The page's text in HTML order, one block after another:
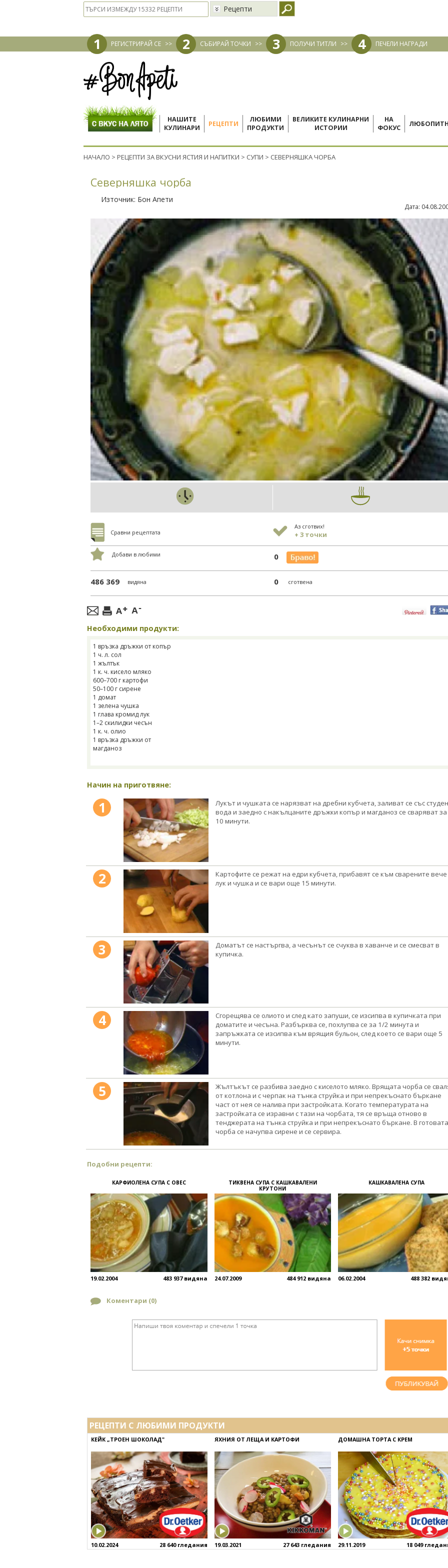
Рецепти
1 РЕГИСТРИРАЙ СЕ >> 2 СЪБИРАЙ ТОЧКИ >> 3 ПОЛУЧИ ТИТЛИ >> 4 ПЕЧЕЛИ НАГРАДИ
НАШИТЕ
КУЛИНАРИ
РЕЦЕПТИ
ЛЮБИМИ
ПРОДУКТИ
ВЕЛИКИТЕ КУЛИНАРНИ
ИСТОРИИ
НА
ФОКУС
НАЧАЛО > РЕЦЕПТИ ЗА ВКУСНИ ЯСТИЯ И НАПИТКИ > СУПИ > СЕВЕРНЯШКА ЧОРБА
Северняшка чорба
Източник: Бон Апети
Дата:
Сравни рецептата
Аз сготвих!
+ 3 точки
Добави в любими 0
486 369 видяна 0 сготвена
Необходими продукти:
1 връзка дръжки от копър
1 ч. л. сол
1 жълтък
1 к. ч. кисело мляко
600–700 г картофи
50–100 г сирене
1 домат
1 зелена чушка
1 глава кромид лук
1–2 скилидки чесън
1 к. ч. олио
1 връзка дръжки от
магданоз
Начин на приготвяне:
1
Лукът и чушката се нарязват на дребни кубчета, заливат се със
вода и заедно с накълцаните дръжки копър и магданоз се сваряват за
10 минути.
2
Картофите се режат на едри кубчета, прибавят се към сварените вече
лук и чушка и се вари още 15 минути.
3
Доматът се настъргва, а чесънът се счуква в хаванче и се смесват в
купичка.
4
Сгорещява се олиото и след като запуши, се изсипва в купичката при
доматите и чесъна. Разбърква се, похлупва се за 1/2 минута и
запръжката се изсипва към врящия бульон, след което се вари още 5
минути.
5
Жълтъкът се разбива заедно с киселото мляко. Врящата чорба се
от котлона и с черпак на тънка струйка и при непрекъснато бъркане
част от нея се налива при застройката. Когато температурата на
застройката се изравни с тази на чорбата, тя се връща отново в
тенджерата на тънка струйка и при непрекъснато бъркане. В готовата
чорба се начупва сирене и се сервира.
Подобни рецепти:
КАРФИОЛЕНА СУПА С ОВЕС
19.02.2004 483 937 видяна
ТИКВЕНА СУПА С КАШКАВАЛЕНИ
КРУТОНИ
24.07.2009 484 912 видяна
КАШКАВАЛЕНА СУПА
06.02.2004 488 382
Коментари (0)
РЕЦЕПТИ С ЛЮБИМИ ПРОДУКТИ
КЕЙК „ТРОЕН ШОКОЛАД"
10.02.2024 28 640 гледания
ЯХНИЯ ОТ ЛЕЩА И КАРТОФИ
19.03.2021 27 643 гледания
ДОМАШНА ТОРТА С КРЕМ
29.11.2019 18 049